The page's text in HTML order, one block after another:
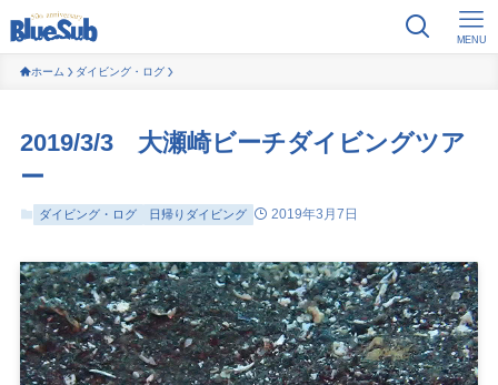
MENU
ホーム ダイビング・ログ
2019/3/3 大瀬崎ビーチダイビングツア
ー
ダイビング・ログ 日帰りダイビング 2019年3月7日